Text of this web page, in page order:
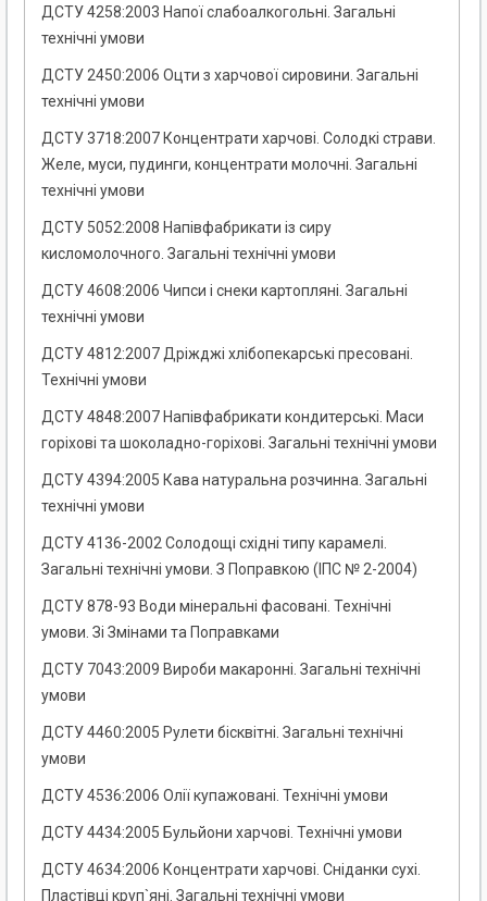
ДСТУ 4258:2003 Напої слабоалкогольні. Загальні
технічні умови
ДСТУ 2450:2006 Оцти з харчової сировини. Загальні
технічні умови
ДСТУ 3718:2007 Концентрати харчові. Солодкі страви.
Желе, муси, пудинги, концентрати молочні. Загальні
технічні умови
ДСТУ 5052:2008 Напівфабрикати із сиру
кисломолочного. Загальні технічні умови
ДСТУ 4608:2006 Чипси і снеки картопляні. Загальні
технічні умови
ДСТУ 4812:2007 Дріжджі хлібопекарські пресовані.
Технічні умови
ДСТУ 4848:2007 Напівфабрикати кондитерські. Маси
горіхові та шоколадно-горіхові. Загальні технічні умови
ДСТУ 4394:2005 Кава натуральна розчинна. Загальні
технічні умови
ДСТУ 4136-2002 Солодощі східні типу карамелі.
Загальні технічні умови. З Поправкою (ІПС № 2-2004)
ДСТУ 878-93 Води мінеральні фасовані. Технічні
умови. Зі Змінами та Поправками
ДСТУ 7043:2009 Вироби макаронні. Загальні технічні
умови
ДСТУ 4460:2005 Рулети бісквітні. Загальні технічні
умови
ДСТУ 4536:2006 Олії купажовані. Технічні умови
ДСТУ 4434:2005 Бульйони харчові. Технічні умови
ДСТУ 4634:2006 Концентрати харчові. Сніданки сухі.
Пластівці круп`яні. Загальні технічні умови